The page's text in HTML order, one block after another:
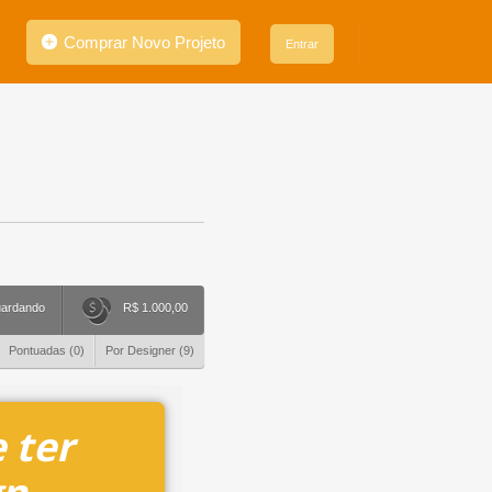
Comprar Novo Projeto Entrar
R$ 1.000,00
Pontuadas (0) Por Designer (9)
ter